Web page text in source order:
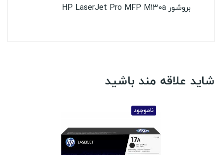
بروشور HP LaserJet Pro MFP M130a
شاید علاقه مند باشید
ناموجود